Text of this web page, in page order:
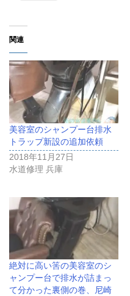
関連
美容室のシャンプー台排水
トラップ新設の追加依頼
2018年11月27日
水道修理 兵庫
絶対に高い筈の美容室のシ
ャンプー台で排水が詰まっ
て分かった裏側の巻、尼崎